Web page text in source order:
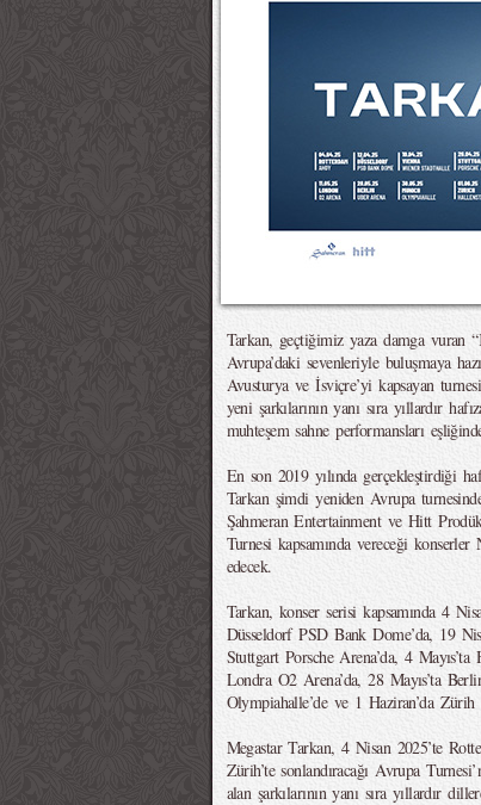
Tarkan, geçtiğimiz yaza damga vuran
Avrupa’daki sevenleriyle buluşmaya
Avusturya ve İsviçre’yi kapsayan
yeni şarkılarının yanı sıra yıllardır
muhteşem sahne performansları
En son 2019 yılında gerçekleştirdiği
Tarkan şimdi yeniden Avrupa
Şahmeran Entertainment ve Hitt
Turnesi kapsamında vereceği konserler
edecek.
Tarkan, konser serisi kapsamında 4
Düsseldorf PSD Bank Dome’da, 19
Stuttgart Porsche Arena’da, 4
Londra O2 Arena’da, 28 Mayıs’ta
Olympiahalle’de ve 1 Haziran’da Zürih
Megastar Tarkan, 4 Nisan 2025’te
Zürih’te sonlandıracağı Avrupa
alan şarkılarının yanı sıra yıllardır